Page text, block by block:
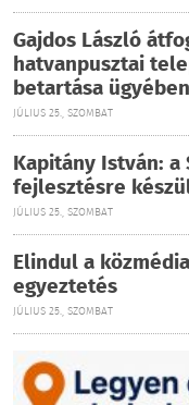
Gajdos László
hatvanpusztai
betartása ügyében
JÚLIUS 25., SZOMBAT
Kapitány István:
fejlesztésre
JÚLIUS 25., SZOMBAT
Elindul a
egyeztetés
JÚLIUS 25., SZOMBAT